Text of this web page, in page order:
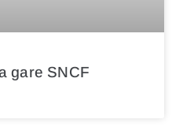
gare SNCF